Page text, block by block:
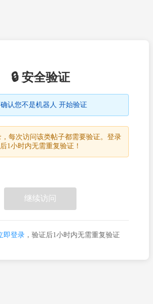
🔒 安全验证
认您不是机器人 开始验证
每次访问该类帖子都需要验证。登录
后1小时内无需重复验证！
继续访问
即登录，验证后1小时内无需重复验证